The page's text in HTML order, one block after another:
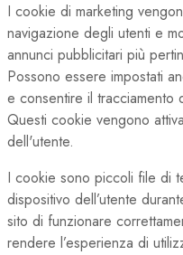
I cookie di marketing
navigazione degli utenti e
annunci pubblicitari più
Possono essere impostati
e consentire il tracciamento
Questi cookie vengono
dell'utente.
I cookie sono piccoli file di
dispositivo dell’utente
sito di funzionare
rendere l’esperienza di